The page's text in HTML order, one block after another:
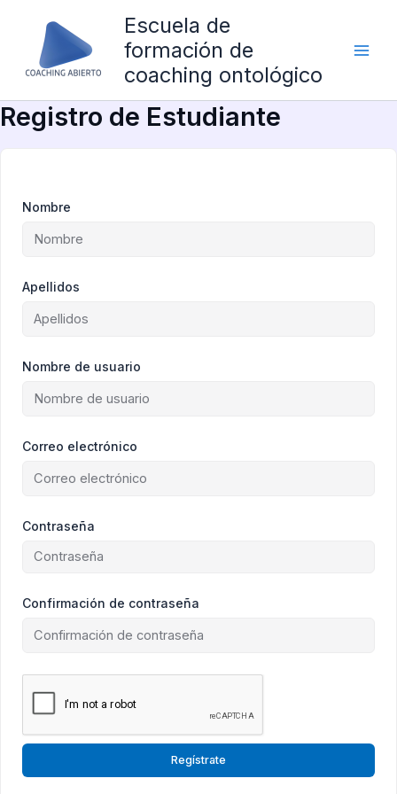
contenido
Escuela de
formación de
coaching ontológico
Registro de Estudiante
Nombre
Apellidos
Nombre de usuario
Correo electrónico
Contraseña
Confirmación de contraseña
Regístrate